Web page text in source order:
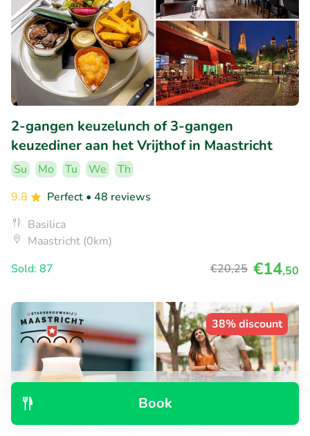
Book
2-gangen keuzelunch of 3-gangen
keuzediner aan het Vrijthof in Maastricht
Su Mo Tu We
Th
9.8
Perfect • 48 reviews
Basilica
Maastricht (0km)
Sold: 87
€20,25 €14,50
38% discount